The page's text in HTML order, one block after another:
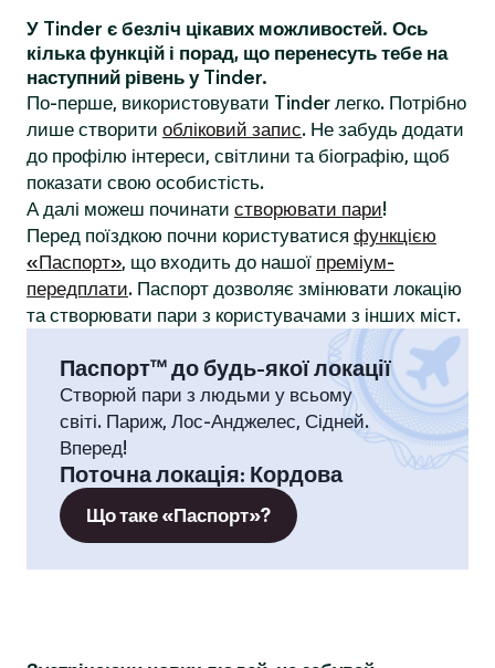
У Tinder є безліч цікавих можливостей. Ось
кілька функцій і порад, що перенесуть тебе на
наступний рівень у Tinder.
По-перше, використовувати Tinder легко. Потрібно
лише створити обліковий запис. Не забудь додати
до профілю інтереси, світлини та біографію, щоб
показати свою особистість.
А далі можеш починати створювати пари!
Перед поїздкою почни користуватися функцією
«Паспорт», що входить до нашої преміум-
передплати. Паспорт дозволяє змінювати локацію
та створювати пари з користувачами з інших міст.
Паспорт™ до будь-якої локації
Створюй пари з людьми у всьому
світі. Париж, Лос-Анджелес, Сідней.
Вперед!
Поточна локація: Кордова
Що таке «Паспорт»?